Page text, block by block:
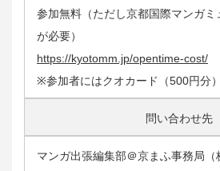
参加無料（ただし京都国際マンガ
が必要）
https://kyotomm.jp/opentime-cost/
※参加者にはクオカード（500円分
問い合わせ先
マンガ出張編集部＠京まふ事務局